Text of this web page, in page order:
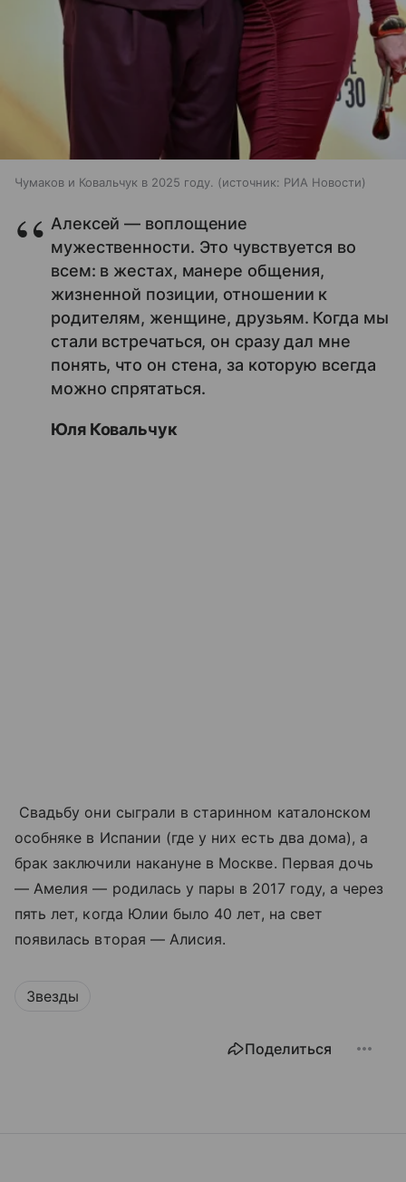
Чумаков и Ковальчук в 2025 году. источник: РИА Новости
Алексей — воплощение
мужественности. Это чувствуется во
всем: в жестах, манере общения,
жизненной позиции, отношении к
родителям, женщине, друзьям. Когда мы
стали встречаться, он сразу дал мне
понять, что он стена, за которую всегда
можно спрятаться.
Юля Ковальчук
Свадьбу они сыграли в старинном каталонском
особняке в Испании (где у них есть два дома), а
брак заключили накануне в Москве. Первая дочь
— Амелия — родилась у пары в 2017 году, а через
пять лет, когда Юлии было 40 лет, на свет
появилась вторая — Алисия.
Звезды
Поделиться